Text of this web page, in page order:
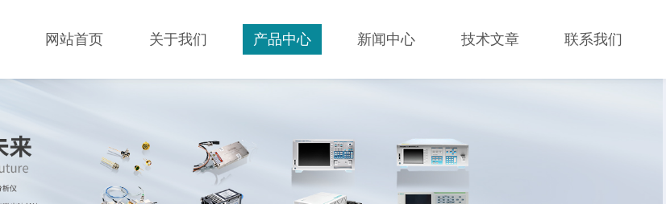
网站首页 关于我们 产品中心 新闻中心 技术文章 联系我们